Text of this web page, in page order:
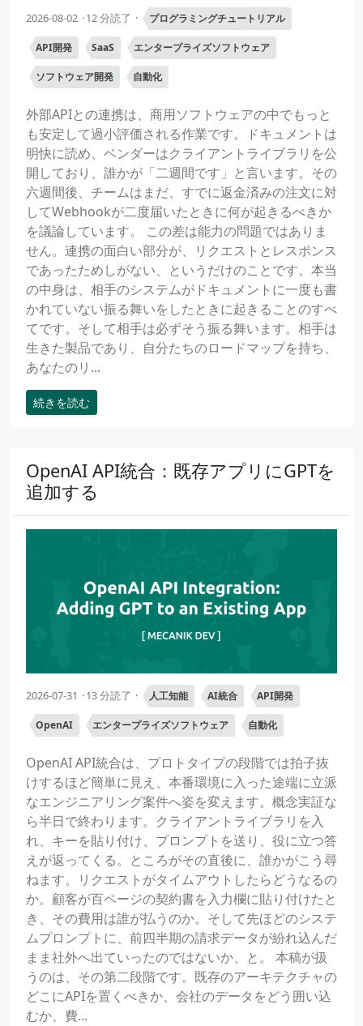
2026-08-02 12 分読了 プログラミングチュートリアル
API開発 SaaS エンタープライズソフトウェア
ソフトウェア開発 自動化
外部APIとの連携は、商用ソフトウェアの中でもっと
も安定して過小評価される作業です。ドキュメントは
明快に読め、ベンダーはクライアントライブラリを公
開しており、誰かが「二週間です」と言います。その
六週間後、チームはまだ、すでに返金済みの注文に対
してWebhookが二度届いたときに何が起きるべきか
を議論しています。 この差は能力の問題ではありま
せん。連携の面白い部分が、リクエストとレスポンス
であったためしがない、というだけのことです。本当
の中身は、相手のシステムがドキュメントに一度も書
かれていない振る舞いをしたときに起きることのすべ
てです。そして相手は必ずそう振る舞います。相手は
生きた製品であり、自分たちのロードマップを持ち、
あなたのリ...
続きを読む
OpenAI API統合：既存アプリにGPTを
追加する
2026-07-31 13 分読了 人工知能 AI統合 API開発
OpenAI エンタープライズソフトウェア 自動化
OpenAI API統合は、プロトタイプの段階では拍子抜
けするほど簡単に見え、本番環境に入った途端に立派
なエンジニアリング案件へ姿を変えます。概念実証な
ら半日で終わります。クライアントライブラリを入
れ、キーを貼り付け、プロンプトを送り、役に立つ答
えが返ってくる。ところがその直後に、誰かがこう尋
ねます。リクエストがタイムアウトしたらどうなるの
か。顧客が百ページの契約書を入力欄に貼り付けたと
き、その費用は誰が払うのか。そして先ほどのシステ
ムプロンプトに、前四半期の請求データが紛れ込んだ
まま社外へ出ていったのではないか、と。 本稿が扱
うのは、その第二段階です。既存のアーキテクチャの
どこにAPIを置くべきか、会社のデータをどう囲い込
むか、費...